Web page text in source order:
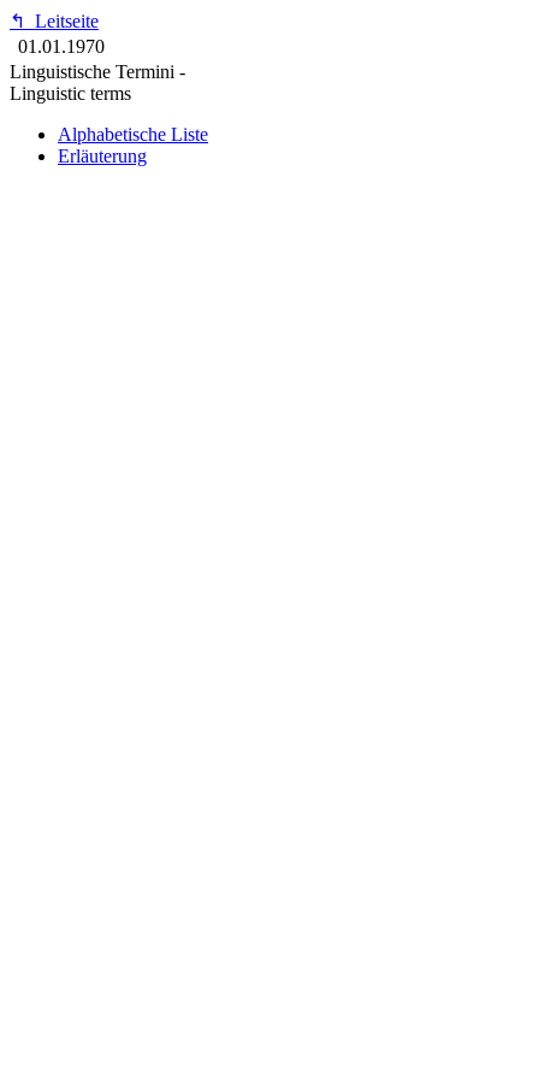
↰
Leitseite
01.01.1970
Linguistische Termini -
Linguistic terms
Alphabetische Liste
Erläuterung